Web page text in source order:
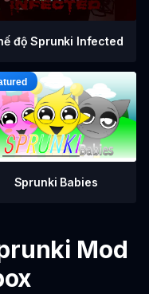
độ Sprunki Infected
Sprunki Babies
Mod